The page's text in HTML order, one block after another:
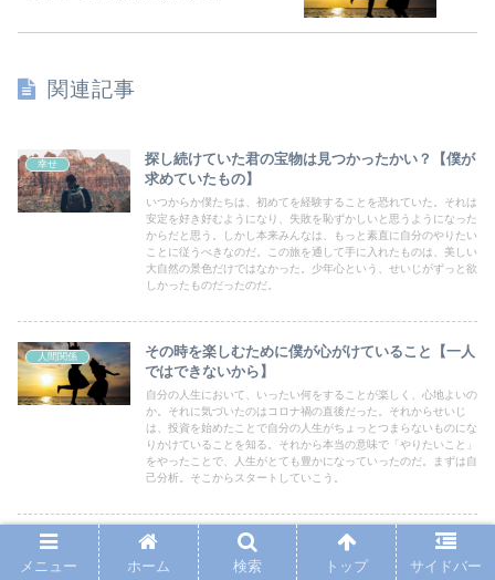
関連記事
幸せ
探し続けていた君の宝物は見つかったかい？【僕が
求めていたもの】
いつからか僕たちは、初めてを経験することを恐れていた。それは
安定を好き好むようになり、失敗を恥ずかしいと思うようになった
からだと思う。しかし本来みんなは、もっと素直に自分のやりたい
ことに従うべきなのだ。この旅を通して手に入れたものは、美しい
大自然の景色だけではなかった。少年心という、せいじがずっと欲
しかったものだったのだ。
人間関係
その時を楽しむために僕が心がけていること【一人
ではできないから】
自分の人生において、いったい何をすることが楽しく、心地よいの
か。それに気づいたのはコロナ禍の直後だった。それからせいじ
は、投資を始めたことで自分の人生がちょっとつまらないものにな
りかけていることを知る。それから本当の意味で「やりたいこと」
をやったことで、人生がとても豊かになっていったのだ。まずは自
己分析。そこからスタートしていこう。
幸せ
30代は「伝えること」を前提にしてインプットする
【インプット大全】
メニュー ホーム 検索 トップ サイドバー